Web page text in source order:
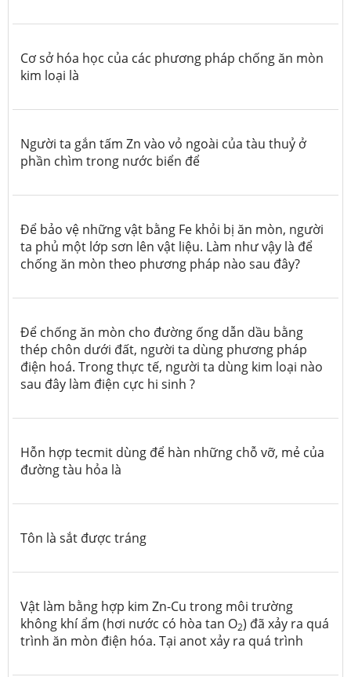
Cơ sở hóa học của các phương pháp chống ăn mòn
kim loại là
Người ta gắn tấm Zn vào vỏ ngoài của tàu thuỷ ở
phần chìm trong nước biển để
Để bảo vệ những vật bằng Fe khỏi bị ăn mòn, người
ta phủ một lớp sơn lên vật liệu. Làm như vậy là để
chống ăn mòn theo phương pháp nào sau đây?
Để chống ăn mòn cho đường ống dẫn dầu bằng
thép chôn dưới đất, người ta dùng phương pháp
điện hoá. Trong thực tế, người ta dùng kim loại nào
sau đây làm điện cực hi sinh ?
Hỗn hợp tecmit dùng để hàn những chỗ vỡ, mẻ của
đường tàu hỏa là
Tôn là sắt được tráng
Vật làm bằng hợp kim Zn-Cu trong môi trường
không khí ẩm (hơi nước có hòa tan O2) đã xảy ra quá
trình ăn mòn điện hóa. Tại anot xảy ra quá trình